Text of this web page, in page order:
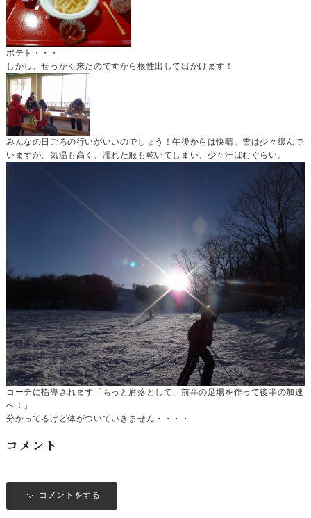
ポテト・・・
しかし、せっかく来たのですから根性出して出かけます！
みんなの日ごろの行いがいいのでしょう！午後からは快晴。雪は少々緩んで
いますが、気温も高く、濡れた服も乾いてしまい、少々汗ばむぐらい。
コーチに指導されます「もっと肩落として、前半の足場を作って後半の加速
へ！」
分かってるけど体がついていきません・・・・
コメント
コメントをする